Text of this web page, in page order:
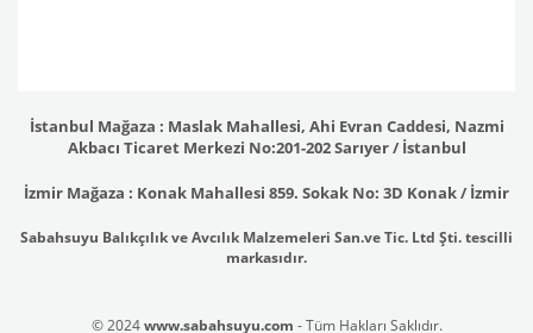
İstanbul Mağaza : Maslak Mahallesi, Ahi Evran Caddesi, Nazmi
Akbacı Ticaret Merkezi No:201-202 Sarıyer / İstanbul
İzmir Mağaza : Konak Mahallesi 859. Sokak No: 3D Konak / İzmir
Sabahsuyu Balıkçılık ve Avcılık Malzemeleri San.ve Tic. Ltd Şti. tescilli
markasıdır.
© 2024www.sabahsuyu.com - Tüm Hakları Saklıdır.